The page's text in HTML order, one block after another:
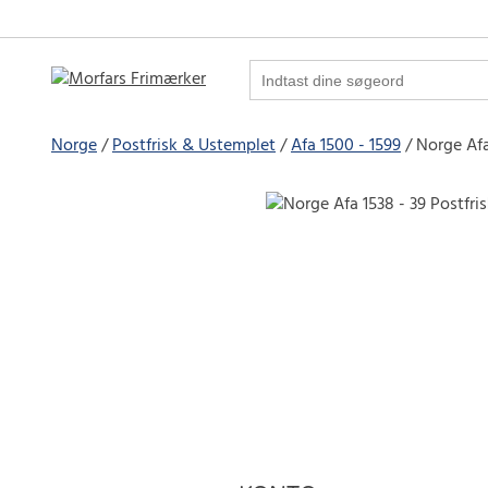
Norge Postfrisk & Ustemplet Afa 1500 - 1599 Norge